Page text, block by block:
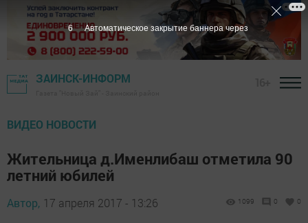
ЗАИНСК-ИНФОРМ
ВИДЕО НОВОСТИ
Жительница д.Именлибаш отметила 90
летний юбилей
Автор, 17 апреля 2017 - 13:26 1099 0 0
5 Автоматическое закрытие баннера через